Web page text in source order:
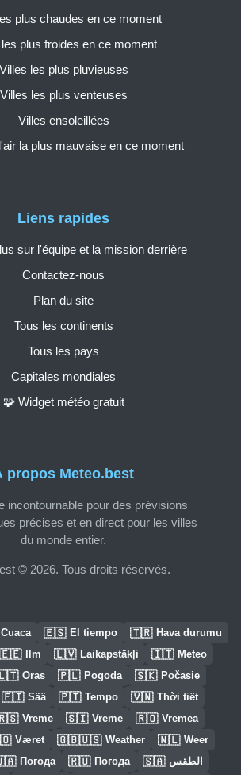
propos Meteo.best
incontournable pour des prévisions
précises et en direct pour les villes
du monde entier.
© 2026. Tous droits réservés.
Liens rapides
sur l'équipe et la mission derrière
Contactez-nous
Plan du site
Tous les continents
Tous les pays
Capitales mondiales
🧩 Widget météo gratuit
plus chaudes en ce moment
plus froides en ce moment
Villes les plus pluvieuses
Villes les plus venteuses
Villes ensoleillées
la plus mauvaise en ce moment
Cuaca 🇪🇸 El tiempo 🇹🇷 Hava durumu
🇪🇪 Ilm 🇱🇻 Laikapstākļi 🇮🇹 Meteo
Oras 🇵🇱 Pogoda 🇸🇰 Počasie
🇫🇮 Sää 🇵🇹 Tempo 🇻🇳 Thời tiết
Vreme 🇸🇮 Vreme 🇷🇴 Vremea
Været 🇬🇧🇺🇸 Weather 🇳🇱 Weer
Погода 🇷🇺 Погода 🇸🇦 الطقس